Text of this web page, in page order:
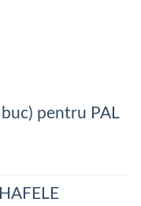
pentru PAL